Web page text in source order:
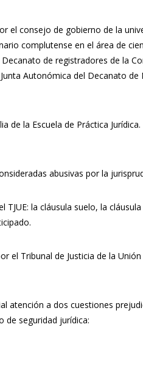
el consejo de gobierno de la
complutense en el área de
de registradores de la
Autonómica del Decanato
de la Escuela de Práctica Jurídica.
abusivas por la
la cláusula suelo, la
el Tribunal de Justicia de la
atención a dos cuestiones
de seguridad jurídica: